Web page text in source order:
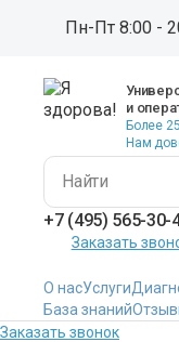
Пн-Пт 8:00 -
и
Более
Нам
+7 (495) 565-30-
Заказать
О насУслуги
База знаний
Заказать звонок
Клиника Я здорова!
Дубинская